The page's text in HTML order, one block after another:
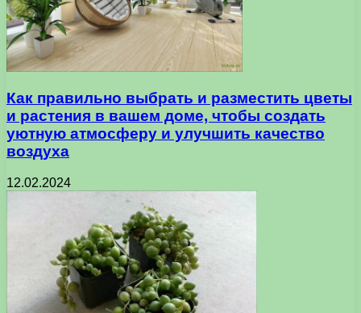
Как правильно выбрать и разместить цветы
и растения в вашем доме, чтобы создать
уютную атмосферу и улучшить качество
воздуха
12.02.2024